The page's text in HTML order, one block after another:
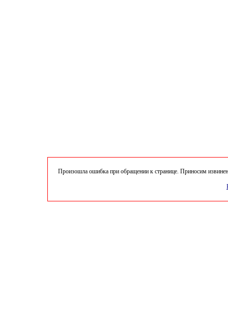
Произошла ошибка при обращении к странице. Приносим